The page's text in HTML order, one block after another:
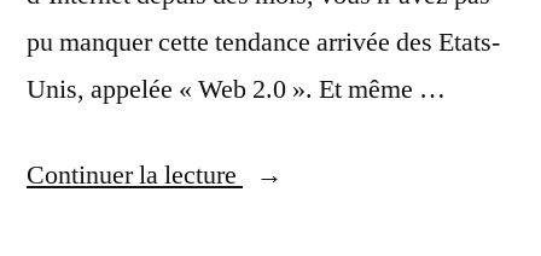
pu manquer cette tendance arrivée des Etats-
Unis, appelée « Web 2.0 ». Et même …
Continuer la lecture
« Stratégie